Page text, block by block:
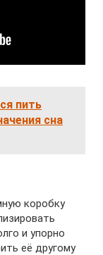
пить
сна
коробку
и упорно
её другому